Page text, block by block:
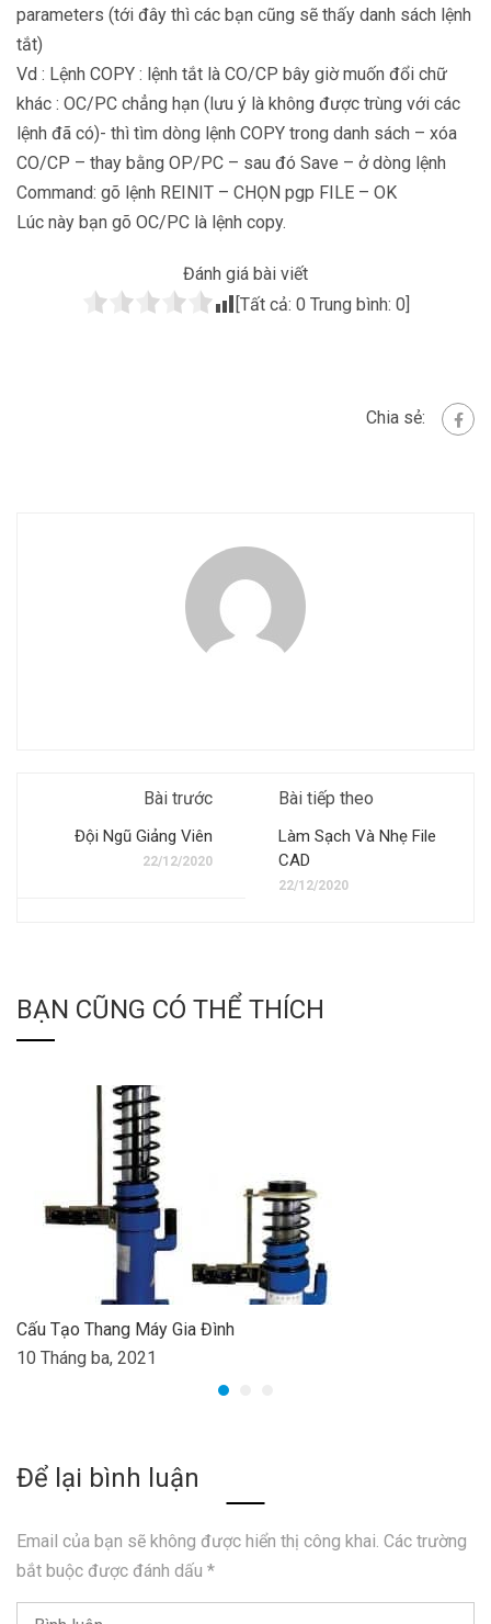
parameters (tới đây thì các bạn cũng sẽ thấy danh sách lệnh
tắt)
Vd : Lệnh COPY : lệnh tắt là CO/CP bây giờ muốn đổi chữ
khác : OC/PC chẳng hạn (lưu ý là không được trùng với các
lệnh đã có)- thì tìm dòng lệnh COPY trong danh sách – xóa
CO/CP – thay bằng OP/PC – sau đó Save – ở dòng lệnh
Command: gõ lệnh REINIT – CHỌN pgp FILE – OK
Lúc này bạn gõ OC/PC là lệnh copy.
Đánh giá bài viết
[Tất cả: 0 Trung bình: 0]
Chia sẻ:
Bài trước
Đội Ngũ Giảng Viên
22/12/2020
Bài tiếp theo
Làm Sạch Và Nhẹ File
CAD
22/12/2020
BẠN CŨNG CÓ THỂ THÍCH
Cấu Tạo Thang Máy Gia Đình
10 Tháng ba, 2021
Để lại bình luận
Email của bạn sẽ không được hiển thị công khai. Các trường
bắt buộc được đánh dấu *